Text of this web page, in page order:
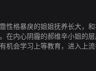
性格暴戾的姐姐抚养长大，
在内心阴霾的郝维辛小姐的
机会学习上等教育，进入上